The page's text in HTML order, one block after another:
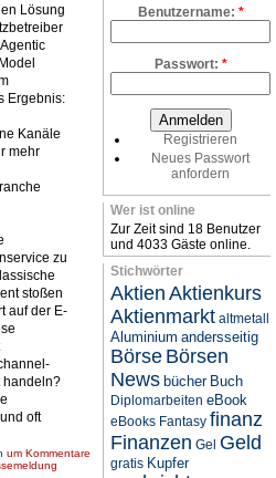
Lösung
Ergebnis:
Kanäle
mehr
zu
stoßen
auf der E-
handeln?
oft
um Kommentare
Benutzername: *
Passwort: *
Registrieren
Neues Passwort
anfordern
Wer ist online
Zur Zeit sind 18 Benutzer
und 4033 Gäste online.
Stichwörter
Aktien Aktienkurs
Aktienmarkt altmetall
Aluminium andersseitig
Börse Börsen
News bücher Buch
Diplomarbeiten eBook
eBooks Fantasy finanz
Finanzen Gel Geld
gratis Kupfer